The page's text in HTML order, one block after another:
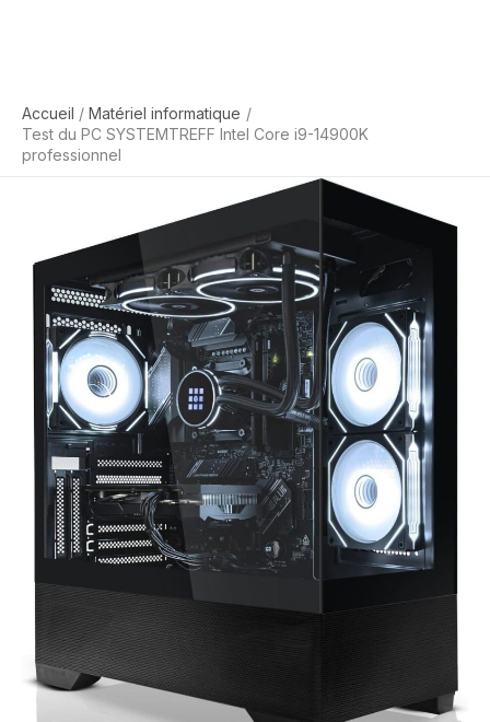
Accueil
Matériel informatique
Test du PC SYSTEMTREFF Intel Core i9-14900K
professionnel